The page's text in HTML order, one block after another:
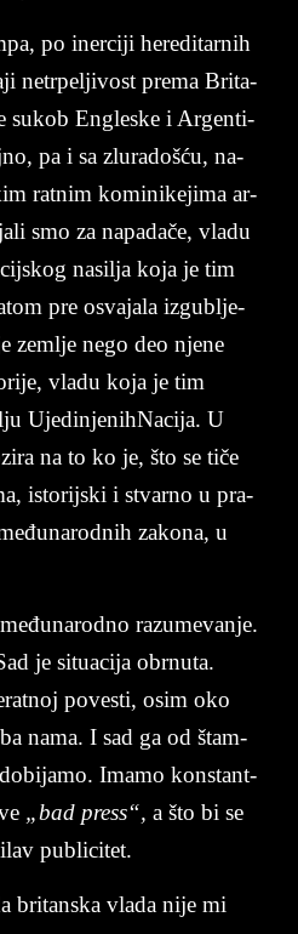
po iner­ci­ji he­re­di­tar­nih
ne­tr­pel­ji­vost pre­ma Bri­ta­
su­kob En­gle­ske i Ar­gen­ti­
pa i sa zlu­ra­došću, na­
rat­nim kominikejima ar­
smo ­za napadače, vla­du
na­sil­ja koja je tim
pre osva­ja­la iz­gu­blje­
zem­lje nego deo nje­ne
vla­du koja je tim
­U­je­din­je­nih­Na­ci­ja. U
na to ko je, što se tiče
isto­rij­ski i stvar­no u pra­
za­ko­na, u
raz­u­me­van­je.
je si­tu­a­ci­ja obr­nu­ta.
po­ve­sti, osim oko
nama. I sad ga od štam­
Ima­mo kon­stant­
„bad press“, a što bi se
publicitet.
­bri­tan­ska ­vla­da nije mi